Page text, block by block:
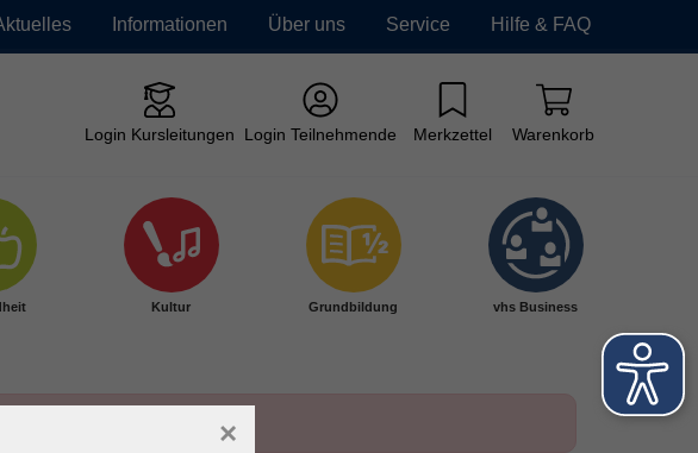
Informationen Über uns Service Hilfe & FAQ
Login Kursleitungen Login Teilnehmende Merkzettel Warenkorb
Kultur Grundbildung vhs Business
×